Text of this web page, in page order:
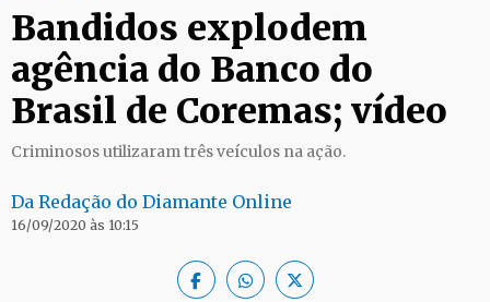
Bandidos explodem
agência do Banco do
Brasil de Coremas; vídeo
Criminosos utilizaram três veículos na ação.
Da Redação do Diamante Online
16/09/2020 às 10:15